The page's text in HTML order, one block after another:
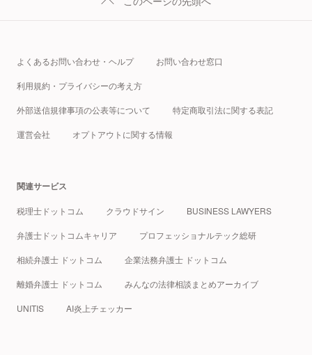
よくあるお問い合わせ・ヘルプ お問い合わせ窓口
利用規約・プライバシーの考え方
外部送信規律事項の公表等について 特定商取引法に関する表記
運営会社 オプトアウトに関する情報
関連サービス
税理士ドットコム クラウドサイン BUSINESS LAWYERS
弁護士ドットコムキャリア プロフェッショナルテック総研
相続弁護士 ドットコム 企業法務弁護士 ドットコム
離婚弁護士 ドットコム みんなの法律相談まとめアーカイブ
UNITIS AI炎上チェッカー